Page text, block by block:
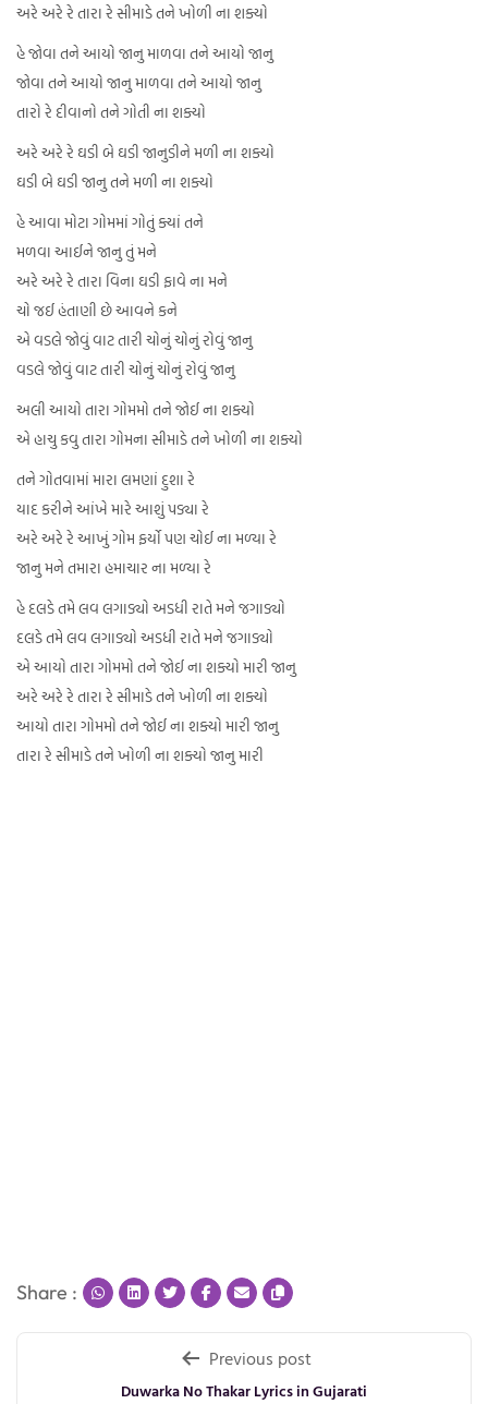
અરે અરે રે તારા રે સીમાડે તને ખોળી ના શક્યો
હે જોવા તને આયો જાનુ માળવા તને આયો જાનુ
જોવા તને આયો જાનુ માળવા તને આયો જાનુ
તારો રે દીવાનો તને ગોતી ના શક્યો
અરે અરે રે ઘડી બે ઘડી જાનુડીને મળી ના શક્યો
ઘડી બે ઘડી જાનુ તને મળી ના શક્યો
હે આવા મોટા ગોમમાં ગોતું ક્યાં તને
મળવા આઈને જાનુ તું મને
અરે અરે રે તારા વિના ઘડી ફાવે ના મને
ચો જઈ હંતાણી છે આવને કને
એ વડલે જોવું વાટ તારી ચોનું ચોનું રોવું જાનુ
વડલે જોવું વાટ તારી ચોનું ચોનું રોવું જાનુ
અલી આયો તારા ગોમમો તને જોઈ ના શક્યો
એ હાચુ કવુ તારા ગોમના સીમાડે તને ખોળી ના શક્યો
તને ગોતવામાં મારા લમણાં દુશા રે
યાદ કરીને આંખે મારે આશું પડ્યા રે
અરે અરે રે આખું ગોમ ફર્યો પણ ચોઈ ના મળ્યા રે
જાનુ મને તમારા હમાચાર ના મળ્યા રે
હે દલડે તમે લવ લગાડ્યો અડધી રાતે મને જગાડ્યો
દલડે તમે લવ લગાડ્યો અડધી રાતે મને જગાડ્યો
એ આયો તારા ગોમમો તને જોઈ ના શક્યો મારી જાનુ
અરે અરે રે તારા રે સીમાડે તને ખોળી ના શક્યો
આયો તારા ગોમમો તને જોઈ ના શક્યો મારી જાનુ
તારા રે સીમાડે તને ખોળી ના શક્યો જાનુ મારી
Share :
Previous post
Duwarka No Thakar Lyrics in Gujarati